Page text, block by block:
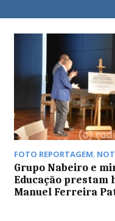
FOTO REPORTAGEM,
Grupo Nabeiro e
Educação prestam
Manuel Ferreira